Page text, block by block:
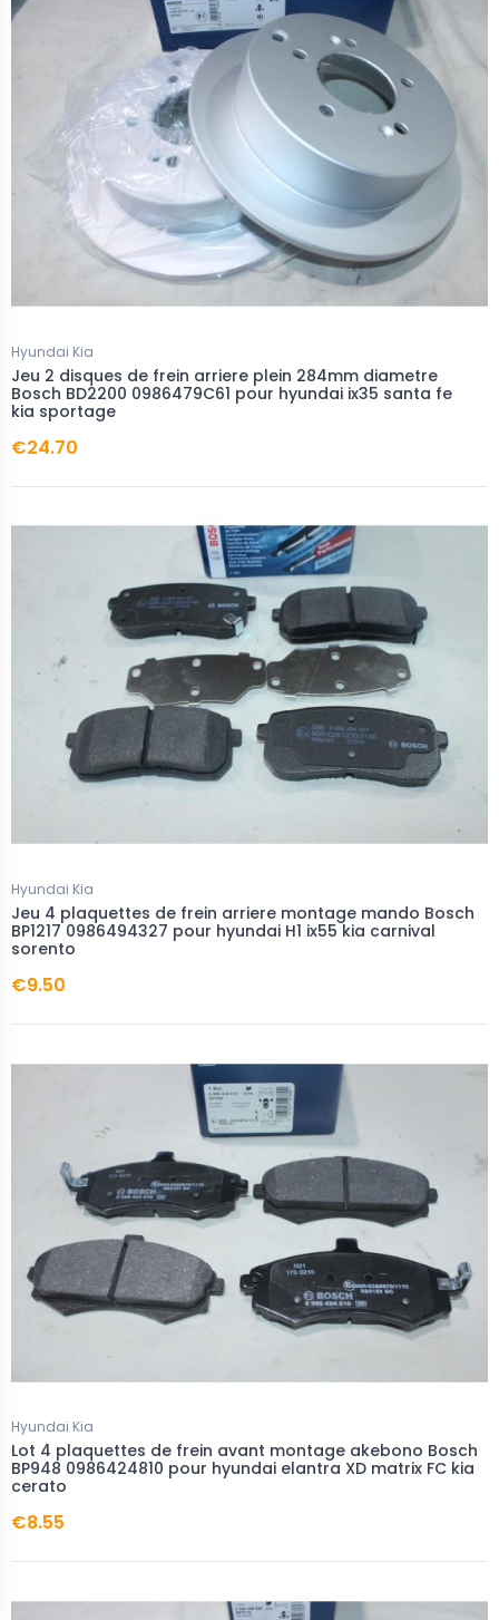
Hyundai Kia
Jeu 2 disques de frein arriere plein 284mm diametre
Bosch BD2200 0986479C61 pour hyundai ix35 santa fe
kia sportage
€24.70
Hyundai Kia
Jeu 4 plaquettes de frein arriere montage mando Bosch
BP1217 0986494327 pour hyundai H1 ix55 kia carnival
sorento
€9.50
Hyundai Kia
Lot 4 plaquettes de frein avant montage akebono Bosch
BP948 0986424810 pour hyundai elantra XD matrix FC kia
cerato
€8.55